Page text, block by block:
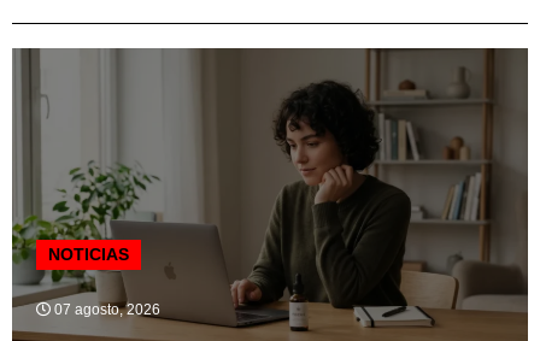
NOTICIAS
07 agosto, 2026